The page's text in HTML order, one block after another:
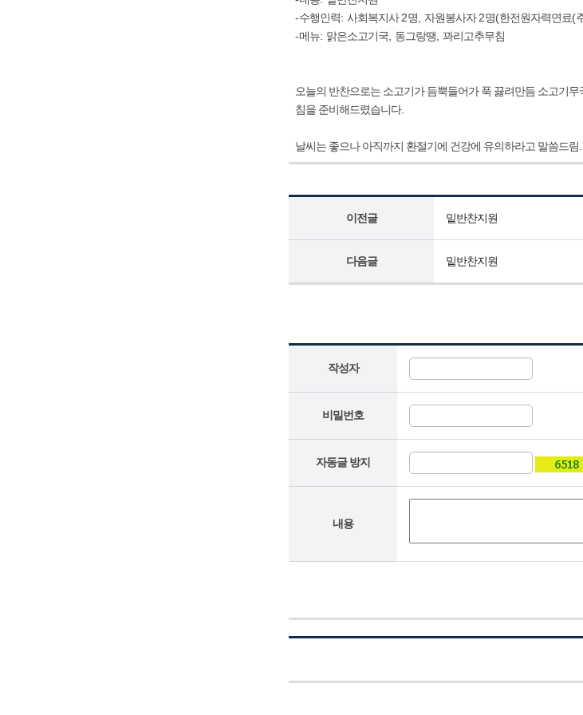
-수행인력: 사회복지사2명 자원봉사자2명(한전원자력연료(
-메뉴: 맑은소고기국 동그랑땡 꽈리고추무침
오늘의 반찬으로는 소고기가 듬뿍들어가 푹 끓려만듬 소고기무
침을 준비해드렸습니다.
날씨는 좋으나 아직까지 환절기에 건강에 유의하라고 말씀드림
이전글 밑반찬지원
다음글 밑반찬지원
작성자
비밀번호
자동글 방지
내용